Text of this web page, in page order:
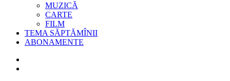
MUZICĂ
CARTE
FILM
TEMA SĂPTĂMÎNII
ABONAMENTE